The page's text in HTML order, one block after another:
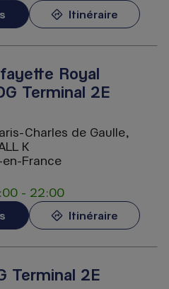
Itinéraire
Royal
Terminal 2E
Charles de Gaulle,
K
France
- 22:00
Itinéraire
Terminal 2E